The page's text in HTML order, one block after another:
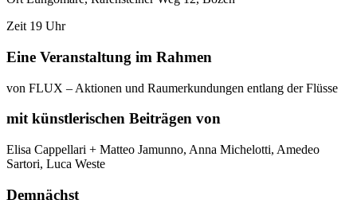
Zeit 19 Uhr
Eine Veranstaltung im Rahmen
von FLUX – Aktionen und Raumerkundungen entlang der Flüsse
mit künstlerischen Beiträgen von
Elisa Cappellari + Matteo Jamunno, Anna Michelotti, Amedeo
Sartori, Luca Weste
Demnächst